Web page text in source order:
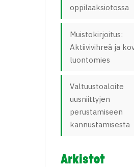
oppilaaksiotossa
Muistokirjoitus:
Aktiivivihreä ja
luontomies
Valtuustoaloite
uusniittyjen
perustamiseen
kannustamisesta
Arkistot